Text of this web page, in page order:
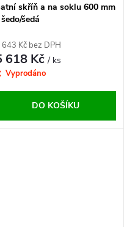
skříň a na soklu 600 mm
šedá
Kč bez DPH
618 Kč/ ks
Vyprodáno
DO KOŠÍKU